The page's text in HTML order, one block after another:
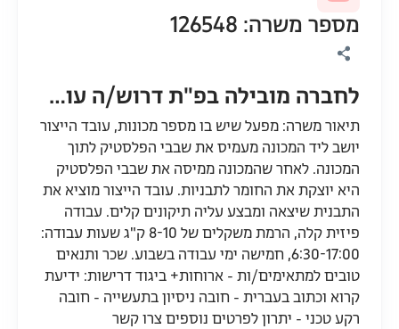
מספר משרה: 126548
לחברה מובילה בפ"ת דרוש/ה עובד/ת ייצור למחלקת הזרקה
תיאור משרה: מפעל שיש בו מספר מכונות, עובד הייצור
יושב ליד המכונה מעמיס את שבבי הפלסטיק לתוך
המכונה. לאחר שהמכונה ממיסה את שבבי הפלסטיק
היא יוצקת את החומר לתבניות. עובד הייצור מוציא את
התבנית שיצאה ומבצע עליה תיקונים קלים. עבודה
פיזית קלה, הרמת משקלים של 8-10 ק"ג שעות עבודה:
6:30-17:00, חמישה ימי עבודה בשבוע. שכר ותנאים
טובים למתאימים/ות - ארוחות+ ביגוד דרישות: ידיעת
קרוא וכתוב בעברית - חובה ניסיון בתעשייה - חובה
רקע טכני - יתרון לפרטים נוספים צרו קשר